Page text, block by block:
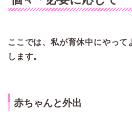
ここでは、私が育休中にやって
します。
赤ちゃんと外出